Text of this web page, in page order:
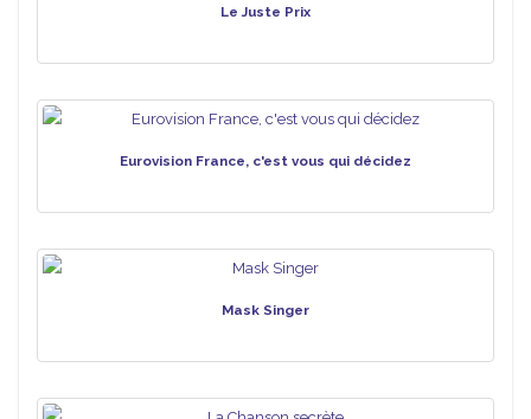
Le Juste Prix
Eurovision France, c'est vous qui décidez
Mask Singer